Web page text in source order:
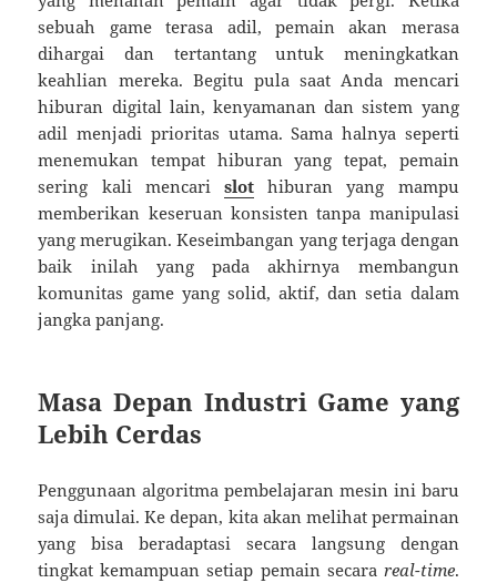
sebuah game terasa adil, pemain akan merasa
dihargai dan tertantang untuk meningkatkan
keahlian mereka. Begitu pula saat Anda mencari
hiburan digital lain, kenyamanan dan sistem yang
adil menjadi prioritas utama. Sama halnya seperti
menemukan tempat hiburan yang tepat, pemain
sering kali mencari slot hiburan yang mampu
memberikan keseruan konsisten tanpa manipulasi
yang merugikan. Keseimbangan yang terjaga dengan
baik inilah yang pada akhirnya membangun
komunitas game yang solid, aktif, dan setia dalam
jangka panjang.
Masa Depan Industri Game yang
Lebih Cerdas
Penggunaan algoritma pembelajaran mesin ini baru
saja dimulai. Ke depan, kita akan melihat permainan
yang bisa beradaptasi secara langsung dengan
tingkat kemampuan setiap pemain secara real-time.